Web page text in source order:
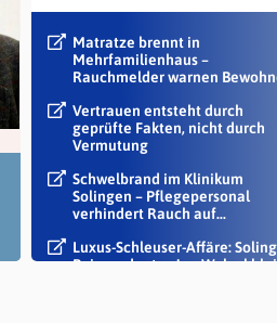
Matratze brennt in
Mehrfamilienhaus –
Rauchmelder warnen
Vertrauen entsteht durch
geprüfte Fakten, nicht durch
Vermutung
Schwelbrand im Klinikum
Solingen – Pflegepersonal
verhindert Rauch auf...
Luxus-Schleuser-Affäre:
Beigeordneter Jan Welzel